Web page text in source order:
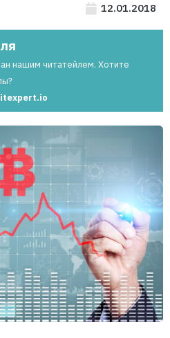
12.01.2018
нашим читатейлем. Хотите